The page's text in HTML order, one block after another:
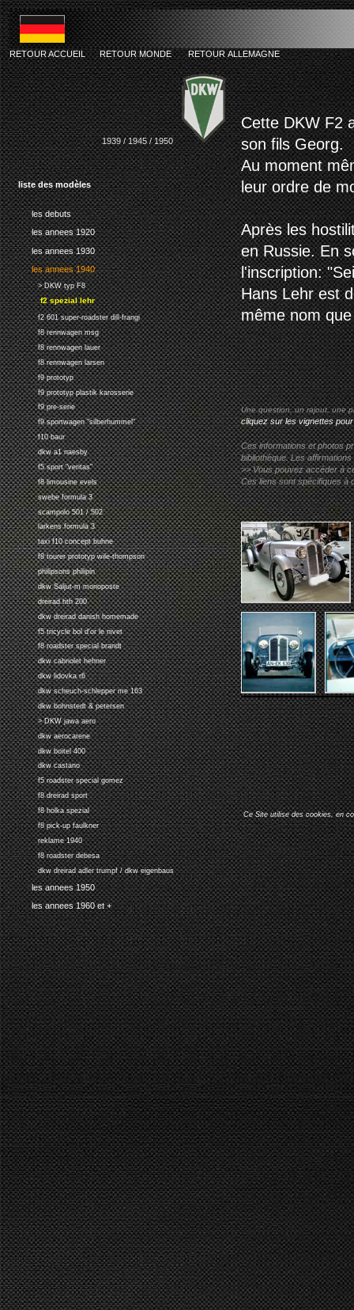
liste des modèles
les debuts
les annees 1920
les annees 1930
les annees 1940
> DKW typ F8
f2 spezial lehr
f2 601 super-roadster dill-frangi
f8 rennwagen msg
f8 rennwagen lauer
f8 rennwagen larsen
f9 prototyp
f9 prototyp plastik karosserie
f9 pre-serie
f9 sportwagen "silberhummel"
f10 baur
dkw a1 naesby
f5 sport "veritas"
f8 limousine evels
swebe formula 3
scampolo 501 / 502
larkens formula 3
taxi f10 concept buhne
f8 tourer prototyp wile-thompson
philipsons philipin
dkw Saljut-m monoposte
dreirad hth 200
dkw dreirad danish homemade
f5 tricycle bol d'or le nivet
f8 roadster special brandt
dkw cabriolet hehner
dkw lidovka r6
dkw scheuch-schlepper me 163
dkw bohnstedt & petersen
> DKW jawa aero
dkw aerocarene
dkw boitel 400
dkw castano
f5 roadster special gomez
f8 dreirad sport
f8 holka spezial
f8 pick-up faulkner
reklame 1940
f8 roadster debesa
dkw dreirad adler trumpf / dkw eigenbaus
les annees 1950
les annees 1960 et +
dkw f2
RETOUR ACCUEIL RETOUR MONDE RETOUR ALLEMAGNE
1939 / 1945 / 1950
Cette DKW F2
son fils Georg.
Au moment
leur ordre de
Après les
en Russie. En
l'inscription:
Hans Lehr est
même nom
Une question, un rajout, une
cliquez sur les vignettes
Ces informations et photos
bibliothèque. Les
>> Vous pouvez accéder à
Ces liens sont spécifiques à
Ce Site utilise des cookies, en